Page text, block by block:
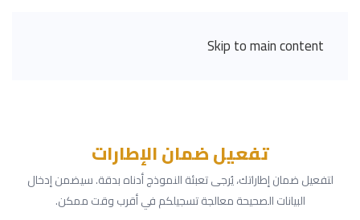
Skip to main content
تفعيل ضمان الإطارات
لتفعيل ضمان إطاراتك، يُرجى تعبئة النموذج أدناه بدقة. سيضمن إدخال
البيانات الصحيحة معالجة تسجيلكم في أقرب وقت ممكن.